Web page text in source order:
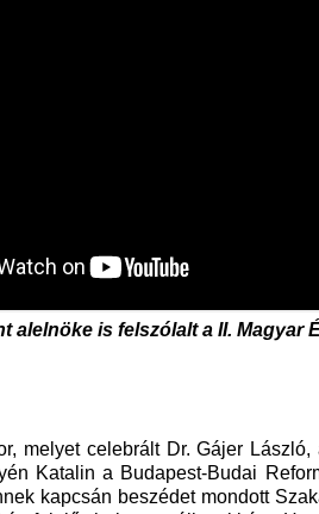
alelnöke is felszólalt a II. Magyar
melyet celebrált Dr. Gájer
Katalin a Budapest-Budai
kapcsán beszédet mondott